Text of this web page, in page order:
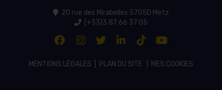
20 rue des Mirabelles 57050 Metz
(+33)3 87 66 37 05
MENTIONS LÉGALES PLAN DU SITE MES COOKIES